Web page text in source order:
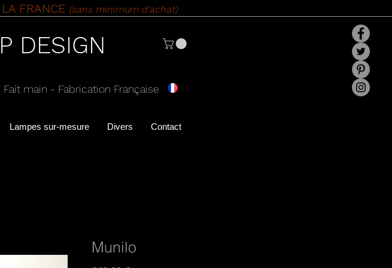
FRANCE (sans minimum d'achat)
DESIGN
main - Fabrication Française
Lampes sur-mesure Divers Contact
Munilo